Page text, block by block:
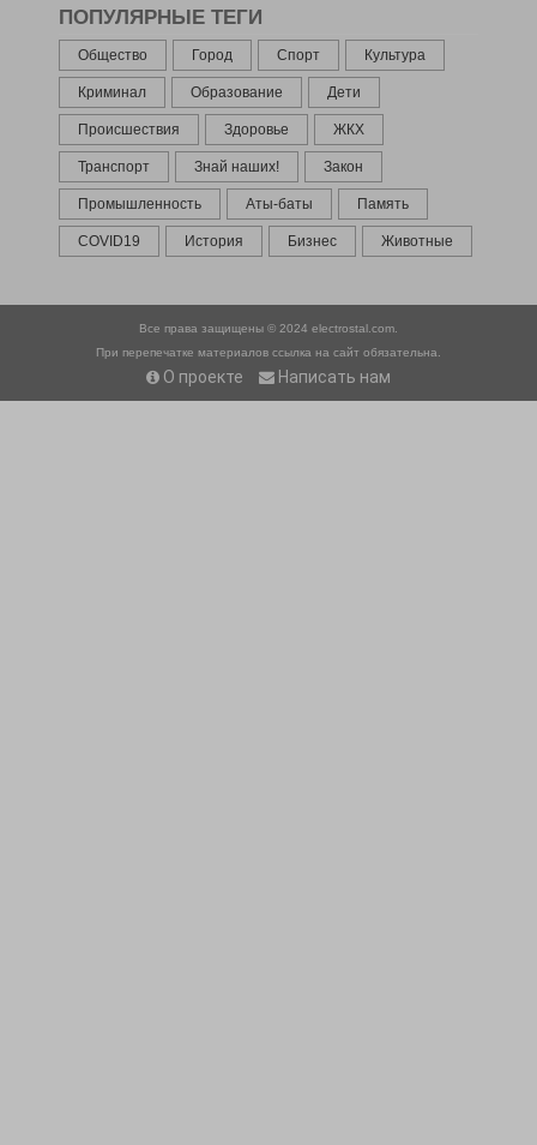
ПОПУЛЯРНЫЕ ТЕГИ
Общество Город Спорт Культура
Криминал Образование Дети
Происшествия Здоровье ЖКХ
Транспорт Знай наших! Закон
Промышленность Аты-баты Память
COVID19 История Бизнес Животные
Все права защищены © 2024 electrostal.com.
При перепечатке материалов ссылка на сайт обязательна.
О проекте Написать нам